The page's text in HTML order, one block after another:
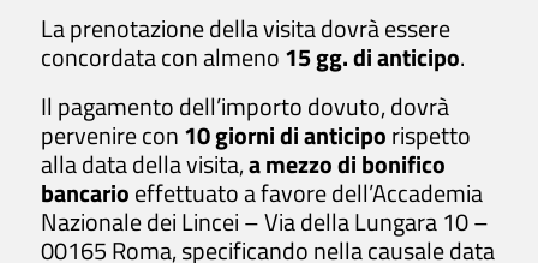
La prenotazione della visita dovrà essere
concordata con almeno15 gg. di anticipo.
Il pagamento dell’importo dovuto, dovrà
pervenire con10 giorni di anticiporispetto
alla data della visita,a mezzo di bonifico
bancarioeffettuato a favore dell’Accademia
Nazionale dei Lincei – Via della Lungara 10 –
00165 Roma, specificando nella causale data
Mostre in corso
Progetti
Iniziative
Pubblicazioni
Villa in Digitale
Restauri